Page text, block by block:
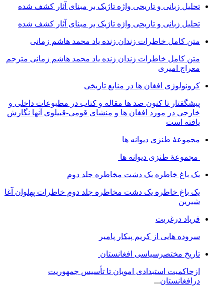
تحلیل زبانی و تاریحی واژه تاژیک بر مبنای آثار کشف شده
تحلیل زبانی و تاریحی واژه تاژیک بر مبنای آثار کشف شده
متن کامل خاطرات زندان زنده یاد محمد هاشم زمانی
متن کامل خاطرات زندان زنده یاد محمد هاشم زمانی مترجم
معراج امیری
کرونولوژی افغان ھا در منابع تاریخی
پیشگفتار تا کنون صد ھا مقاله و کتاب در مطبوعات داخلی و
خارجی در مورد افغان ھا و منشای قومی-قبیلوی آنھا نگارش
یافته است
مجموعهٔ طنزی دیوانه ها
مجموعهٔ طنزی دیوانه ها
یک باغ خاطره یک دشت مخاطره جلد دوم
یک باغ خاطره یک دشت مخاطره جلد دوم خاطرات پهلوان آغا
شیرین
فریاد درغربت
سروده هایی از کریم پیکار پامیر
تاریخ مختصرسیاسی افغانستان
ازحاکمیت استبدادی امویان تا تأسیس جمهوریت
درافغانستان...